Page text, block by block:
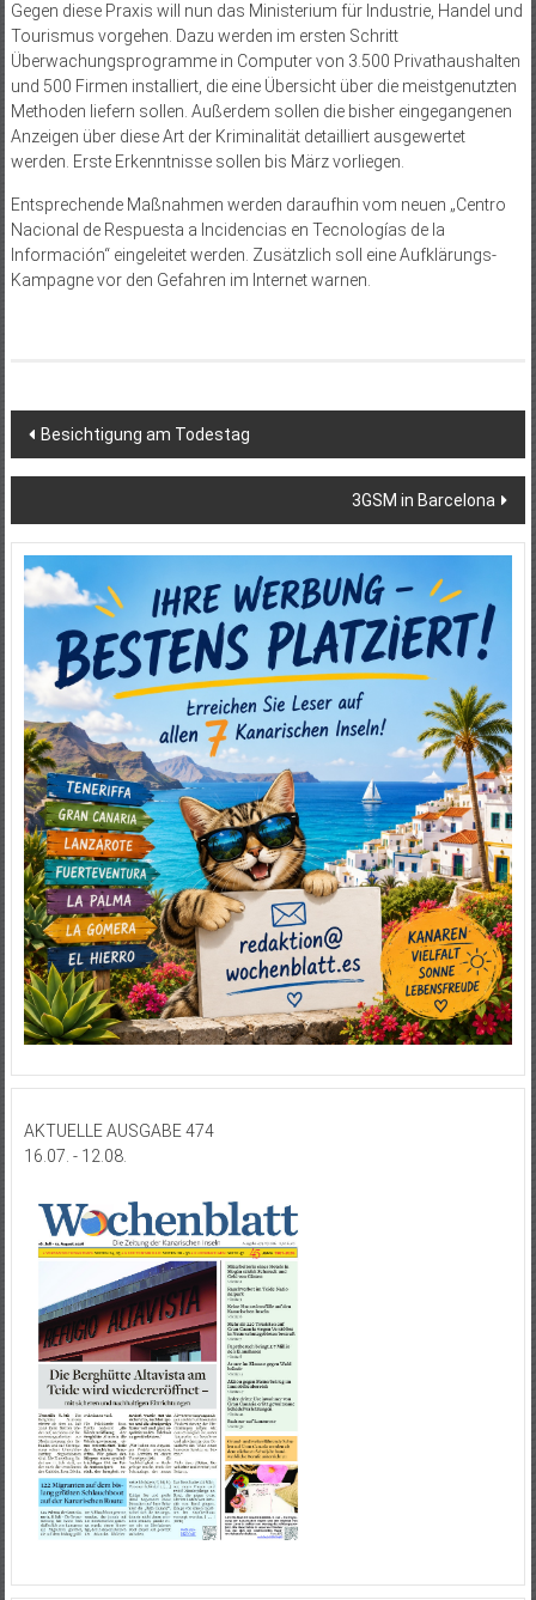
Gegen diese Praxis will nun das Ministerium für Industrie, Handel und
Tourismus vorgehen. Dazu werden im ersten Schritt
Überwachungsprogramme in Computer von 3.500 Privathaushalten
und 500 Firmen installiert, die eine Übersicht über die meistgenutzten
Methoden liefern sollen. Außerdem sollen die bisher eingegangenen
Anzeigen über diese Art der Kriminalität detailliert ausgewertet
werden. Erste Erkenntnisse sollen bis März vorliegen.
Entsprechende Maßnahmen werden daraufhin vom neuen „Centro
Nacional de Respuesta a Incidencias en Tecnologías de la
Información“ eingeleitet werden. Zusätzlich soll eine Aufklärungs-
Kampagne vor den Gefahren im Internet warnen.
Beitragsnavigation
Besichtigung am Todestag
3GSM in Barcelona
AKTUELLE AUSGABE 474
16.07. - 12.08.